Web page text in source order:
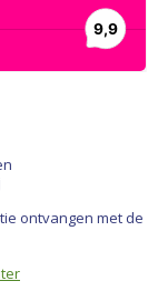
ontvangen met de